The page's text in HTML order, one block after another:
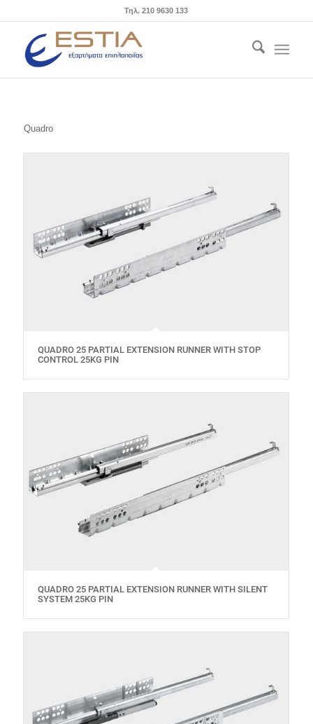
Τηλ. 210 9630 133
Quadro
QUADRO 25 PARTIAL EXTENSION RUNNER WITH STOP
CONTROL 25KG PIN
QUADRO 25 PARTIAL EXTENSION RUNNER WITH SILENT
SYSTEM 25KG PIN